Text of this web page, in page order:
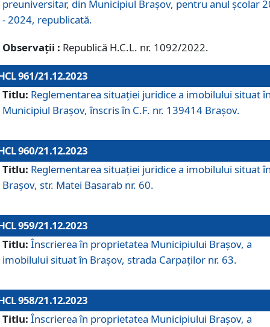
preuniversitar, din Municipiul Braşov, pentru anul școlar
- 2024, republicată.
Observații : Republică H.C.L. nr. 1092/2022.
961/21.12.2023
Titlu: Reglementarea situației juridice a imobilului situat
Municipiul Brașov, înscris în C.F. nr. 139414 Brașov.
960/21.12.2023
Titlu: Reglementarea situației juridice a imobilului situat
Brașov, str. Matei Basarab nr. 60.
959/21.12.2023
Titlu: Înscrierea în proprietatea Municipiului Brașov, a
imobilului situat în Brașov, strada Carpaților nr. 63.
958/21.12.2023
Titlu: Înscrierea în proprietatea Municipiului Brașov, a